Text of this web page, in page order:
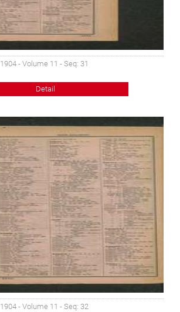
1904 - Volume 11 - Seq: 31
Detail
1904 - Volume 11 - Seq: 32